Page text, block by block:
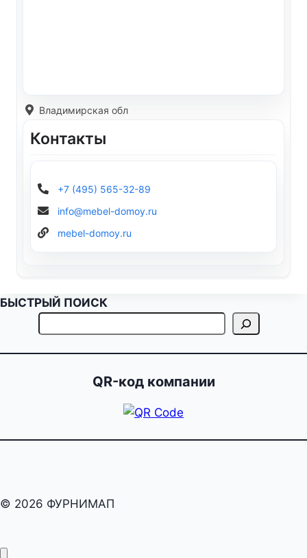
Владимирская обл
Контакты
+7 (495) 565-32-89
info@mebel-domoy.ru
mebel-domoy.ru
БЫСТРЫЙ ПОИСК
QR-код компании
© 2026 ФУРНИМАП